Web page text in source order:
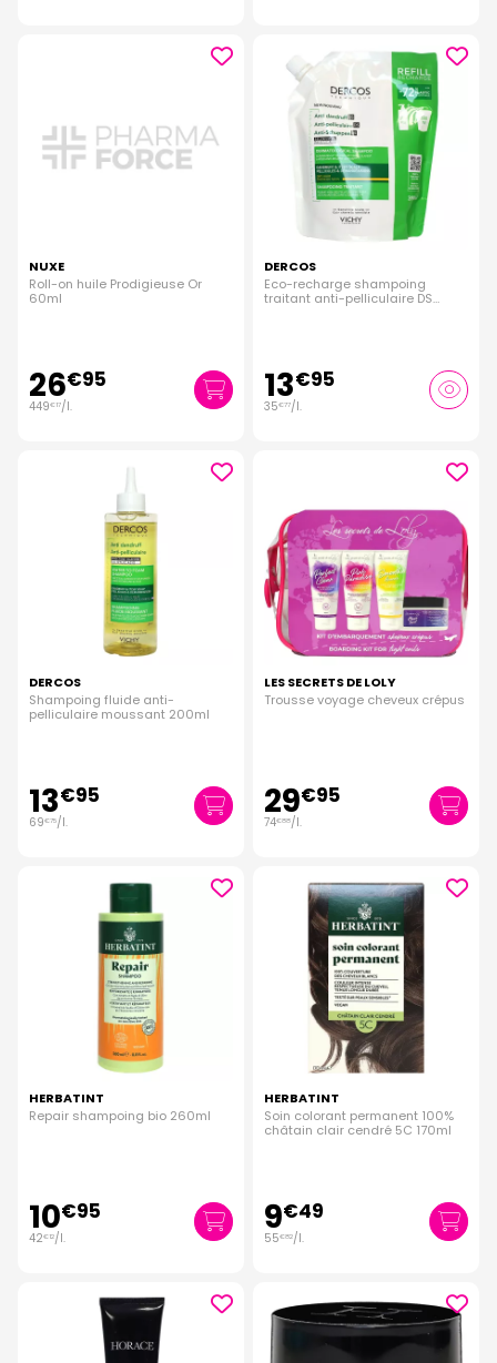
NUXE
Roll-on huile Prodigieuse Or
60ml
26€95
449€ 17/l.
DERCOS
Eco-recharge shampoing
traitant anti-pelliculaire DS
13€95
35€77/l.
DERCOS
Shampoing fluide anti-
pelliculaire moussant 200ml
13€95
69€75/l.
LES SECRETS DE LOLY
Trousse voyage cheveux crépus
29€95
74€88/l.
HERBATINT
Repair shampoing bio 260ml
10€95
42€ 12/l.
HERBATINT
Soin colorant permanent 100%
châtain clair cendré 5C 170ml
9€49
55€82/l.